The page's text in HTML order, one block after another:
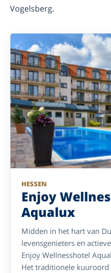
Vogelsberg.
HESSEN
Enjoy
Aqualux
Midden in het hart van
levensgenieters en
Enjoy Wellnesshotel
Het traditionele kuuroord